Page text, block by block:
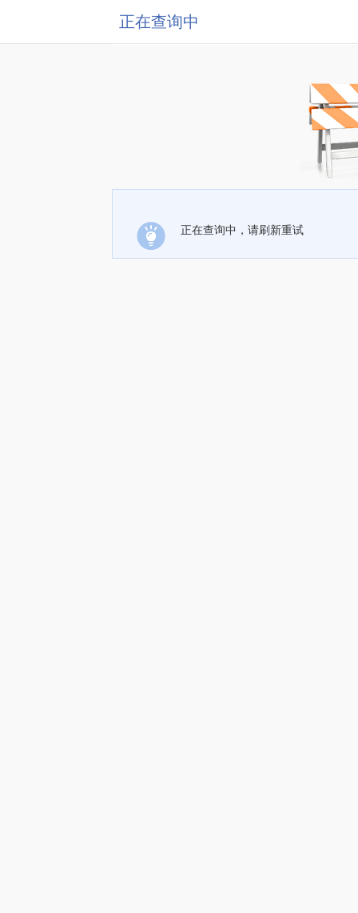
正在查询中
正在查询中，请刷新重试